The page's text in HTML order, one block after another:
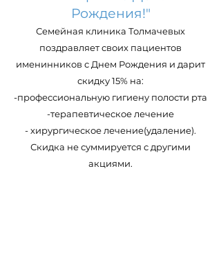
Рождения!"
Семейная клиника Толмачевых
поздравляет своих пациентов
именинников с Днем Рождения и дарит
скидку 15% на:
-профессиональную гигиену полости рта
-терапевтическое лечение
- хирургическое лечение(удаление).
Скидка не суммируется с другими
акциями.